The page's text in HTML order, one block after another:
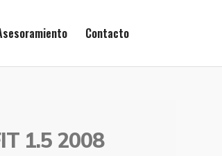
Contacto
1.5 2008